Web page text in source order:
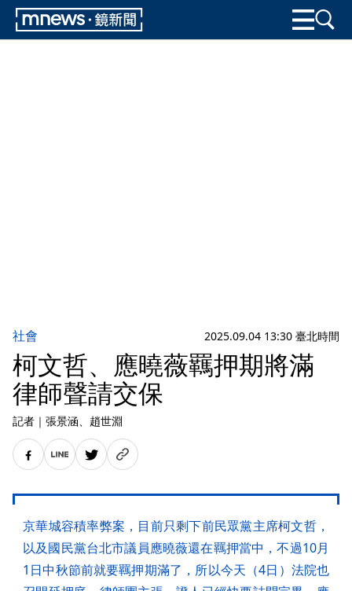
社會 2025.09.04 13:30 臺北時間
柯文哲、應曉薇羈押期將滿
律師聲請交保
記者 ｜ 張景涵、趙世淵
京華城容積率弊案，目前只剩下前民眾黨主席柯文哲，
以及國民黨台北市議員應曉薇還在羈押當中，不過10月
1日中秋節前就要羈押期滿了，所以今天（4日）法院也